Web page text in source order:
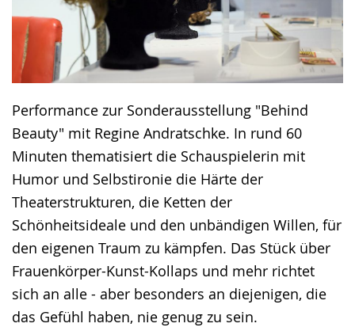
Performance zur Sonderausstellung "Behind
Beauty" mit Regine Andratschke. In rund 60
Minuten thematisiert die Schauspielerin mit
Humor und Selbstironie die Härte der
Theaterstrukturen, die Ketten der
Schönheitsideale und den unbändigen Willen, für
den eigenen Traum zu kämpfen. Das Stück über
Frauenkörper-Kunst-Kollaps und mehr richtet
sich an alle - aber besonders an diejenigen, die
das Gefühl haben, nie genug zu sein.